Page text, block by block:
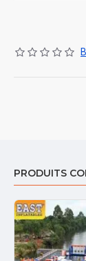
PRODUITS